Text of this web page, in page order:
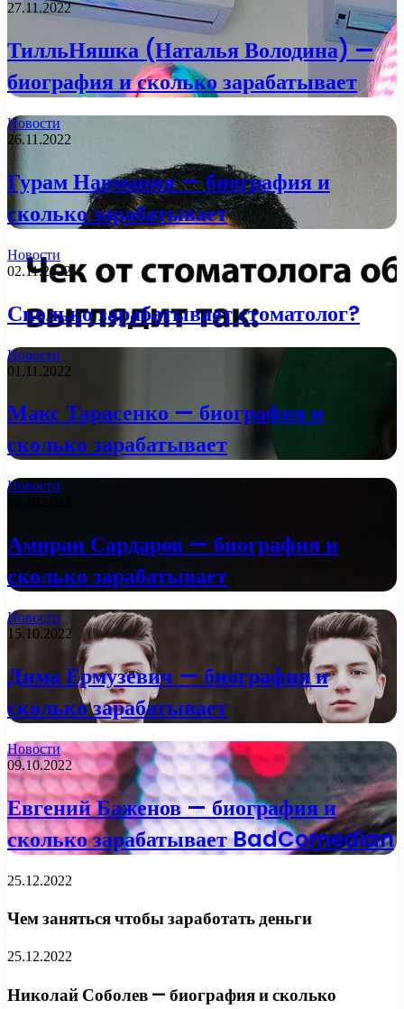
27.11.2022
ТилльНяшка (Наталья Володина) —
биография и сколько зарабатывает
Новости
26.11.2022
Гурам Нармания — биография и
сколько зарабатывает
Новости
02.11.2022
Сколько зарабатывает стоматолог?
Новости
01.11.2022
Макс Тарасенко — биография и
сколько зарабатывает
Новости
Амиран Сардаров — биография и
сколько зарабатывает
Новости
15.10.2022
Дима Ермузевич — биография и
сколько зарабатывает
Новости
09.10.2022
Евгений Баженов — биография и
сколько зарабатывает BadComedian
25.12.2022
Чем заняться чтобы заработать деньги
25.12.2022
Николай Соболев — биография и сколько